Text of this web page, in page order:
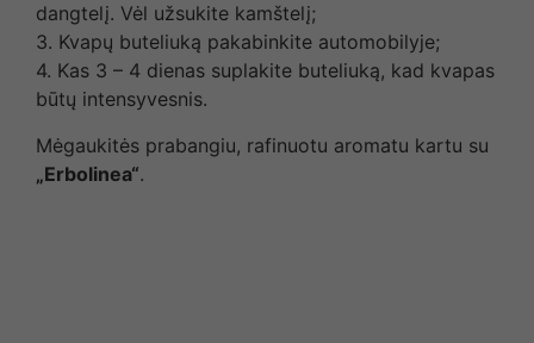
dangtelį. Vėl užsukite kamštelį;
3. Kvapų buteliuką pakabinkite automobilyje;
4. Kas 3 – 4 dienas suplakite buteliuką, kad kvapas
būtų intensyvesnis.
Mėgaukitės prabangiu, rafinuotu aromatu kartu su
„Erbolinea“.